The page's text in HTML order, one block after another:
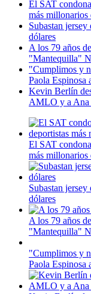
El SAT
más millonarios
Subastan
dólares
A los 79 años
"Mantequilla"
"Cumplimos y
Paola Espinosa
Kevin Berlín
AMLO y a Ana
El SAT
más millonarios
Subastan
dólares
A los 79 años
"Mantequilla"
"Cumplimos y
Paola Espinosa